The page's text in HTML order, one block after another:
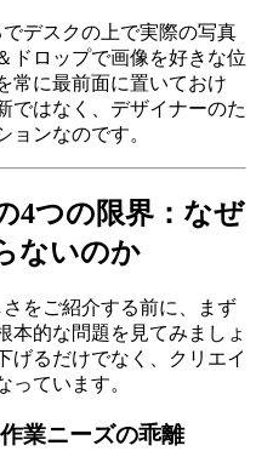
デスクの上で実際の写真
ドロップで画像を好きな位
常に最前面に置いておけ
ではなく、デザイナーのた
ョンなのです。
4つの限界：なぜ
ないのか
をご紹介する前に、まず
本的な問題を見てみましょ
げるだけでなく、クリエイ
っています。
業ニーズの乖離